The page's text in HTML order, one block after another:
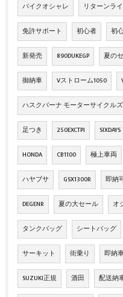
バイクオシャレ リターンラ
免許サポート 初心者 初
新発売 890DUKEGP 夏の
御納車 Vストローム1050
ハスクバーナ モーターサイクルズ
足つき 250EXCTPI SIXDAYS
HONDA CB1100 極上車両
ハヤブサ GSX1300R 即納
DEGENR 夏の大セール オ
タンクバッグ シートバッグ
サーキット 街乗り 即納
SUZUKI正規 酒田 配送納